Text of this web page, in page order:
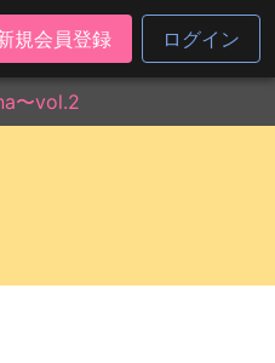
規会員登録 ログイン
〜vol.2